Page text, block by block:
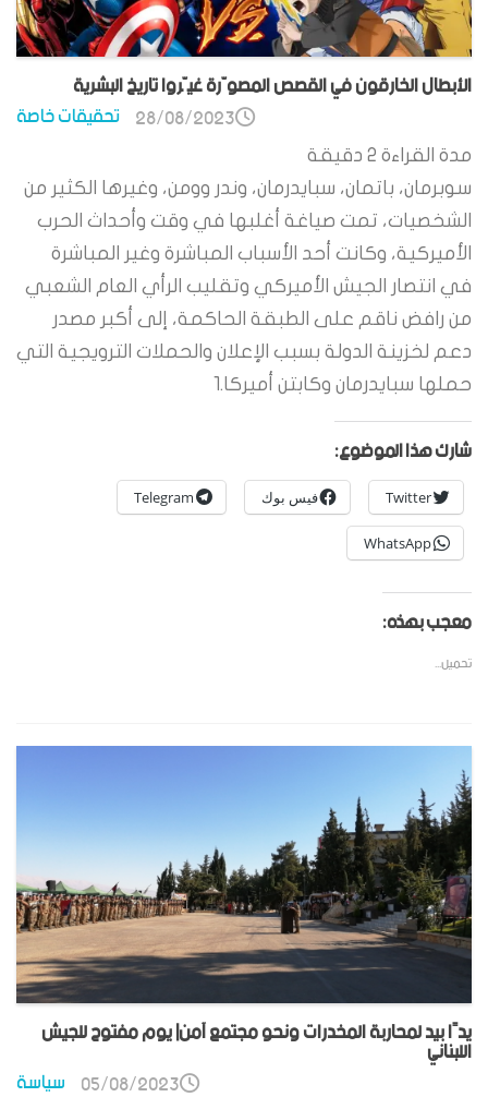
الأبطال الخارقون في القصص المصوّرة غيّروا تاريخ البشرية
تحقيقات خاصة 28/08/2023
مدة القراءة 2 دقيقة
سوبرمان، باتمان، سبايدرمان، وندر وومن، وغيرها الكثير من
الشخصيات، تمت صياغة أغلبها في وقت وأحداث الحرب
الأميركية، وكانت أحد الأسباب المباشرة وغير المباشرة
في انتصار الجيش الأميركي وتقليب الرأي العام الشعبي
من رافض ناقم على الطبقة الحاكمة، إلى أكبر مصدر
دعم لخزينة الدولة بسبب الإعلان والحملات الترويجية التي
حملها سبايدرمان وكابتن أميركا.1
شارك هذا الموضوع:
Twitter فيس بوك Telegram
WhatsApp
معجب بهذه:
تحميل...
يدًا بيد لمحاربة المخدرات ونحو مجتمع آمن| يوم مفتوح للجيش
اللبناني
سياسة 05/08/2023